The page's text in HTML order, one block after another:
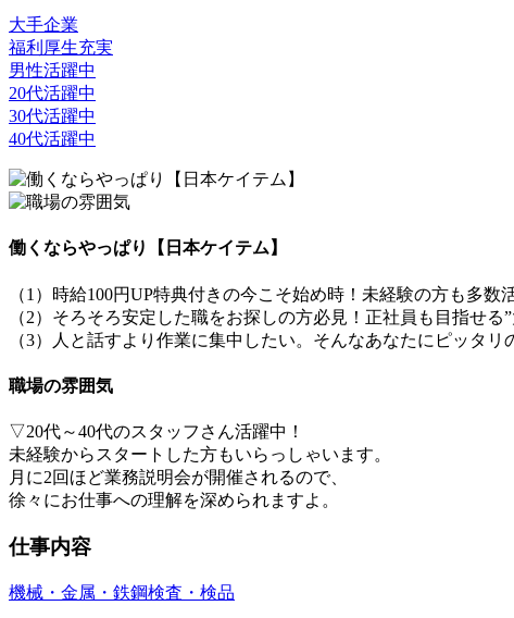
大手企業
福利厚生充実
男性活躍中
20代活躍中
30代活躍中
40代活躍中
働くならやっぱり【日本ケイテム】
（1）時給100円UP特典付きの今こそ始め時！未経験の方も多数
（2）そろそろ安定した職をお探しの方必見！正社員も目指せる
（3）人と話すより作業に集中したい。そんなあなたにピッタリ
職場の雰囲気
▽20代～40代のスタッフさん活躍中！
未経験からスタートした方もいらっしゃいます。
月に2回ほど業務説明会が開催されるので、
徐々にお仕事への理解を深められますよ。
仕事内容
機械・金属・鉄鋼検査・検品